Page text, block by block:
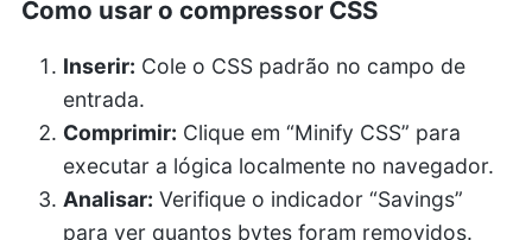
Como usar o compressor CSS
Inserir: Cole o CSS padrão no campo de
entrada.
Comprimir: Clique em “Minify CSS” para
executar a lógica localmente no navegador.
Analisar: Verifique o indicador “Savings”
para ver quantos bytes foram removidos.